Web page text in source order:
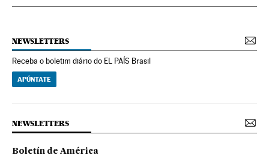
NEWSLETTERS
Receba o boletim diário do EL PAÍS Brasil
APÚNTATE
NEWSLETTERS
Boletín de América